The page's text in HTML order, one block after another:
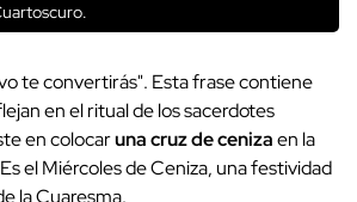
te convertirás". Esta frase contiene
en el ritual de los sacerdotes
en colocaruna cruz de cenizaen la
el Miércoles de Ceniza, una festividad